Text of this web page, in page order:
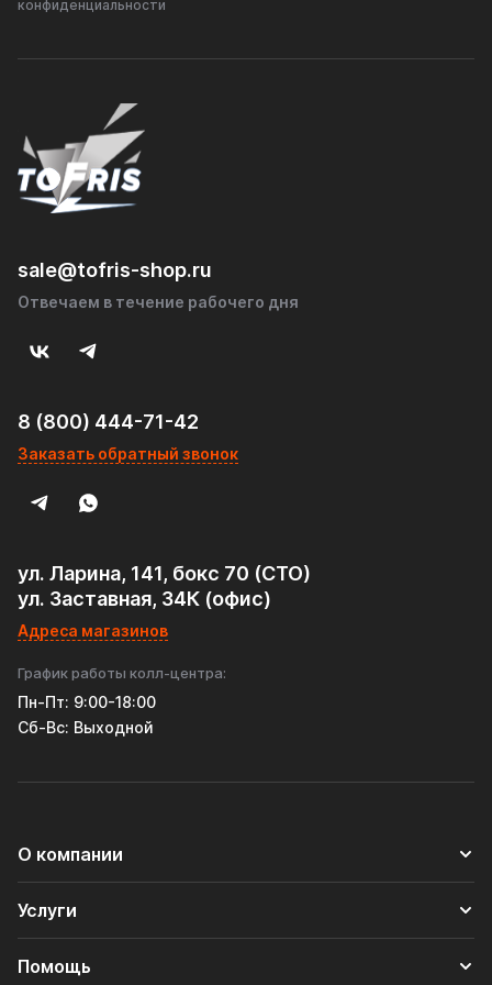
конфиденциальности
sale@tofris-shop.ru
Отвечаем в течение рабочего дня
8 (800) 444-71-42
Заказать обратный звонок
ул. Ларина, 141, бокс 70 (СТО)
ул. Заставная, 34К (офис)
Адреса магазинов
График работы колл-центра:
Пн-Пт: 9:00-18:00
Cб-Вс: Выходной
О компании
Услуги
Помощь